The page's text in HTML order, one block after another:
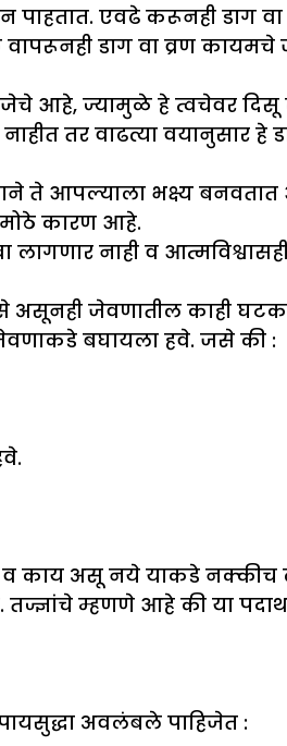
एवढे करूनही डाग
डाग वा व्रण
आहे, ज्यामुळे हे त्वचेवर
तर वाढत्या वयानुसार हे
ते आपल्याला भक्ष्य
मोठे कारण आहे.
नाही व
जेवणातील काही
बघायला हवे. जसे की :
व काय असू नये याकडे
तज्ज्ञांचे म्हणणे आहे की या
अवलंबले पाहिजेत :